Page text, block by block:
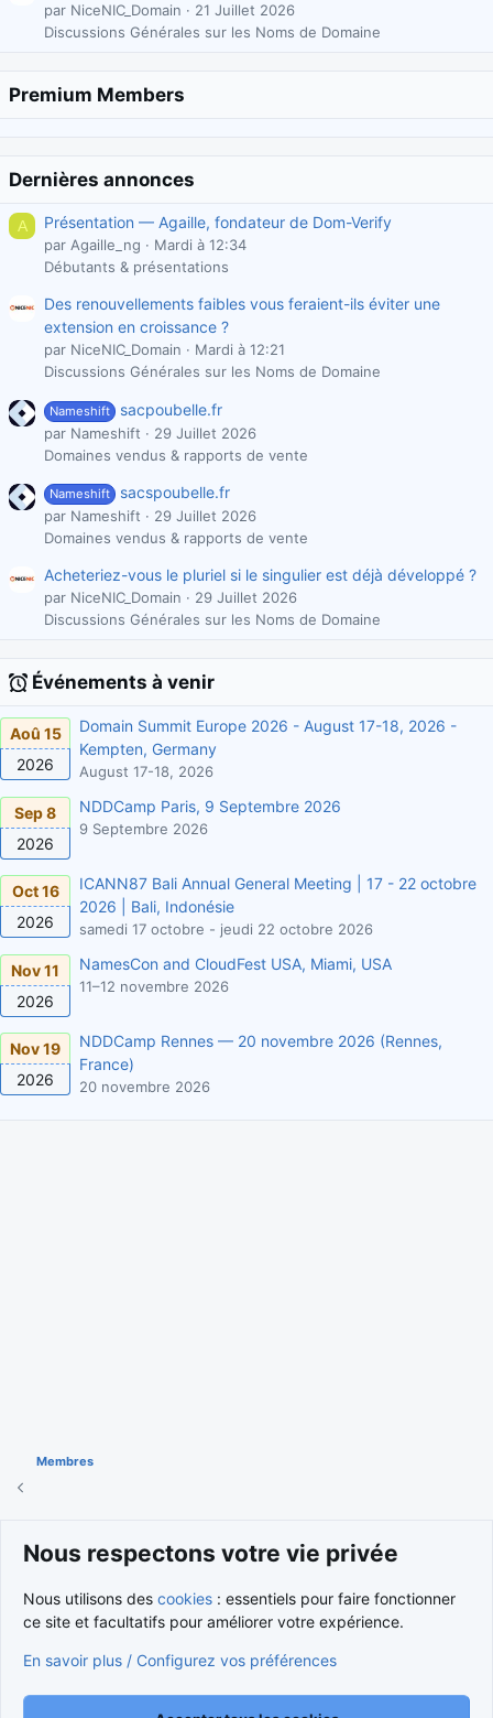
par NiceNIC_Domain
21 Juillet 2026
Discussions Générales sur les Noms de Domaine
Premium Members
Dernières annonces
A Présentation — Agaille, fondateur de Dom-Verify
par Agaille_ng
Mardi à 12:34
Débutants & présentations
Des renouvellements faibles vous feraient-ils éviter une
extension en croissance ?
par NiceNIC_Domain
Mardi à 12:21
Discussions Générales sur les Noms de Domaine
Nameshift sacpoubelle.fr
par Nameshift
29 Juillet 2026
Domaines vendus & rapports de vente
Nameshift sacspoubelle.fr
par Nameshift
29 Juillet 2026
Domaines vendus & rapports de vente
Acheteriez-vous le pluriel si le singulier est déjà développé ?
par NiceNIC_Domain
29 Juillet 2026
Discussions Générales sur les Noms de Domaine
Événements à venir
Aoû 15
2026
Domain Summit Europe 2026 - August 17-18, 2026 -
Kempten, Germany
August 17-18, 2026
Sep 8
2026
NDDCamp Paris, 9 Septembre 2026
9 Septembre 2026
Oct 16
2026
ICANN87 Bali Annual General Meeting | 17 - 22 octobre
2026 | Bali, Indonésie
samedi 17 octobre - jeudi 22 octobre 2026
Nov 11
2026
NamesCon and CloudFest USA, Miami, USA
11–12 novembre 2026
Nov 19
2026
NDDCamp Rennes — 20 novembre 2026 (Rennes,
France)
20 novembre 2026
Membres
Cookies
Politique de confidentialité
Aide Accueil
R
S
S
Traduction française parXenForo FR|Media embeds via s9e/MediaSites
Nous respectons votre vie privée
Nous utilisons des cookies : essentiels pour faire fonctionner
ce site et facultatifs pour améliorer votre expérience.
En savoir plus / Configurez vos préférences